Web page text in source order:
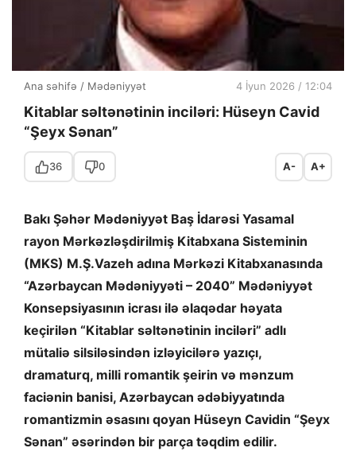
Ana səhifə / Mədəniyyət 4 İyun 2026 / 12:04
Kitablar səltənətinin inciləri: Hüseyn Cavid
“Şeyx Sənan”
36 0 A- A+
Bakı Şəhər Mədəniyyət Baş İdarəsi Yasamal
rayon Mərkəzləşdirilmiş Kitabxana Sisteminin
(MKS) M.Ş.Vazeh adına Mərkəzi Kitabxanasında
“Azərbaycan Mədəniyyəti – 2040” Mədəniyyət
Konsepsiyasının icrası ilə əlaqədar həyata
keçirilən “Kitablar səltənətinin inciləri” adlı
mütaliə silsiləsindən izləyicilərə yazıçı,
dramaturq, milli romantik şeirin və mənzum
faciənin banisi, Azərbaycan ədəbiyyatında
romantizmin əsasını qoyan Hüseyn Cavidin “Şeyx
Sənan” əsərindən bir parça təqdim edilir.